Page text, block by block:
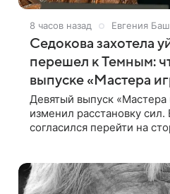
8 часов назад Евгения
Седокова захотела
перешел к Темным:
выпуске «Мастера
Девятый выпуск «Мастера
изменил расстановку
согласился перейти на